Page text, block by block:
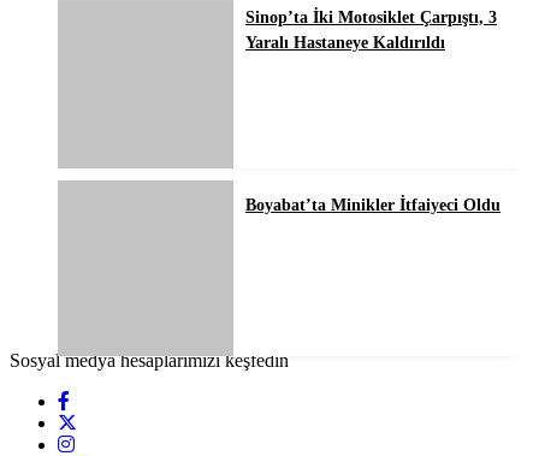
Sinop’ta İki Motosiklet Çarpıştı, 3
Yaralı Hastaneye Kaldırıldı
Boyabat’ta Minikler İtfaiyeci Oldu
Sosyal medya hesaplarımızı keşfedin